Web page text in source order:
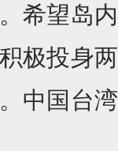
希望岛内
极投身两
中国台湾